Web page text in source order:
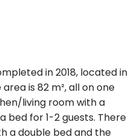
in 2018, located in
is 82 m², all on one
living room with a
bed for 1-2 guests. There
a double bed and the